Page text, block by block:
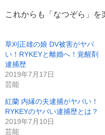
これからも「なつぞら」を
草刈正雄の娘 DV被害がヤバ
い！RYKEYと離婚へ！覚醒剤
逮捕歴
2019年7月17日
芸能
紅蘭 内縁の夫逮捕がヤバい！
RYKEYのヤバい逮捕歴とは？
2019年7月10日
芸能